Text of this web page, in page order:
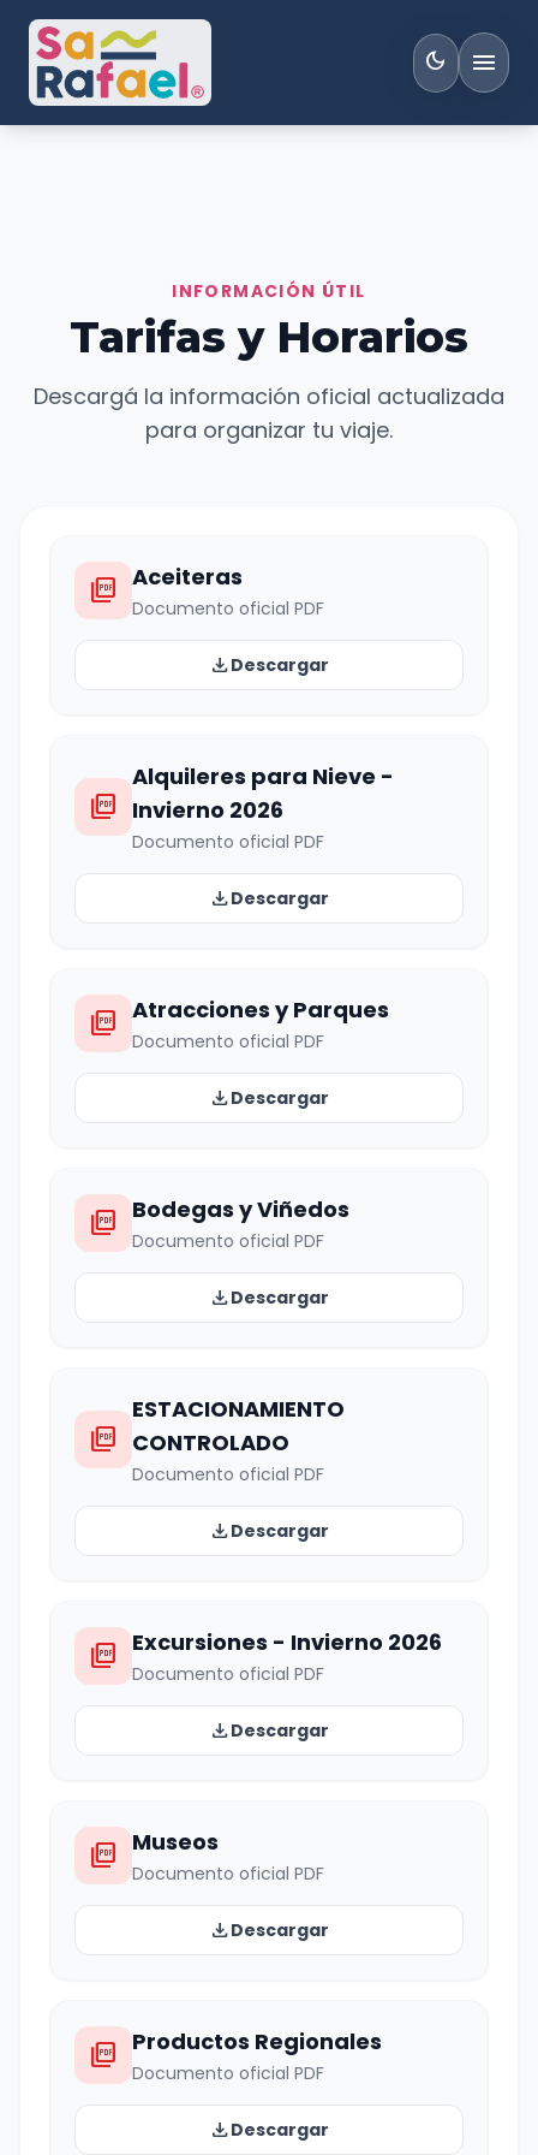
dark_mode menu
INFORMACIÓN ÚTIL
Tarifas y Horarios
Descargá la información oficial actualizada
para organizar tu viaje.
picture_as_pdf Aceiteras
Documento oficial PDF
downloadDescargar
picture_as_pdf
Alquileres para Nieve -
Invierno 2026
Documento oficial PDF
downloadDescargar
picture_as_pdf Atracciones y Parques
Documento oficial PDF
downloadDescargar
picture_as_pdf Bodegas y Viñedos
Documento oficial PDF
downloadDescargar
picture_as_pdf
ESTACIONAMIENTO
CONTROLADO
Documento oficial PDF
downloadDescargar
picture_as_pdf Excursiones - Invierno 2026
Documento oficial PDF
downloadDescargar
picture_as_pdf Museos
Documento oficial PDF
downloadDescargar
picture_as_pdf Productos Regionales
Documento oficial PDF
downloadDescargar